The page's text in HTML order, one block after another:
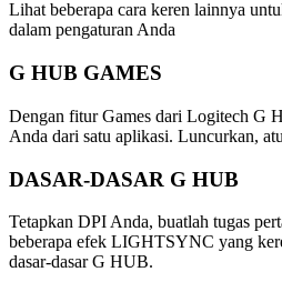
Lihat beberapa cara keren lainnya
dalam pengaturan Anda
G HUB GAMES
Dengan fitur Games dari Logitech G
Anda dari satu aplikasi. Luncurkan,
DASAR-DASAR G HUB
Tetapkan DPI Anda, buatlah tugas
beberapa efek LIGHTSYNC yang
dasar-dasar G HUB.